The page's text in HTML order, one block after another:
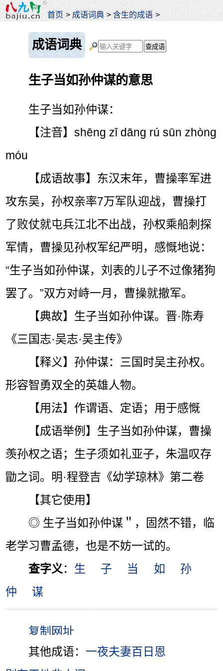
首页 > 成语词典 >含生的成语 >
成语词典
生子当如孙仲谋的意思
生子当如孙仲谋：
【注音】shēng zǐ dāng rú sūn zhòng
móu
【成语故事】东汉末年，曹操率军进
攻东吴，孙权亲率7万军队迎战，曹操打
了败仗就屯兵江北不出战，孙权乘船刺探
军情，曹操见孙权军纪严明，感慨地说：
“生子当如孙仲谋，刘表的儿子不过像猪狗
罢了。”双方对峙一月，曹操就撤军。
【典故】生子当如孙仲谋。晋·陈寿
《三国志·吴志·吴主传》
【释义】孙仲谋：三国时吴主孙权。
形容智勇双全的英雄人物。
【用法】作谓语、定语；用于感慨
【成语举例】生子当如孙仲谋，曹操
羡孙权之语；生子须如礼亚子，朱温叹存
勖之词。明·程登吉《幼学琼林》第二卷
【其它使用】
◎ 生子当如孙仲谋＂，固然不错，临
老学习曹孟德，也是不妨一试的。
查字义 ： 生 子 当 如
孙
仲
谋
其他成语： 一夜夫妻百日恩